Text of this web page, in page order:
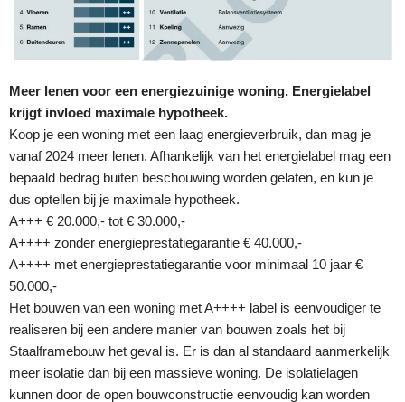
Meer lenen voor een energiezuinige woning. Energielabel
krijgt invloed maximale hypotheek.
Koop je een woning met een laag energieverbruik, dan mag je
vanaf 2024 meer lenen. Afhankelijk van het energielabel mag een
bepaald bedrag buiten beschouwing worden gelaten, en kun je
dus optellen bij je maximale hypotheek.
A+++ € 20.000,- tot € 30.000,-
A++++ zonder energieprestatiegarantie € 40.000,-
A++++ met energieprestatiegarantie voor minimaal 10 jaar €
50.000,-
Het bouwen van een woning met A++++ label is eenvoudiger te
realiseren bij een andere manier van bouwen zoals het bij
Staalframebouw het geval is. Er is dan al standaard aanmerkelijk
meer isolatie dan bij een massieve woning. De isolatielagen
kunnen door de open bouwconstructie eenvoudig kan worden